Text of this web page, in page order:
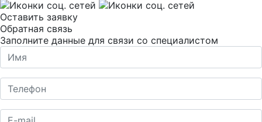
Оставить заявку
Обратная связь
Заполните данные для связи со специалистом